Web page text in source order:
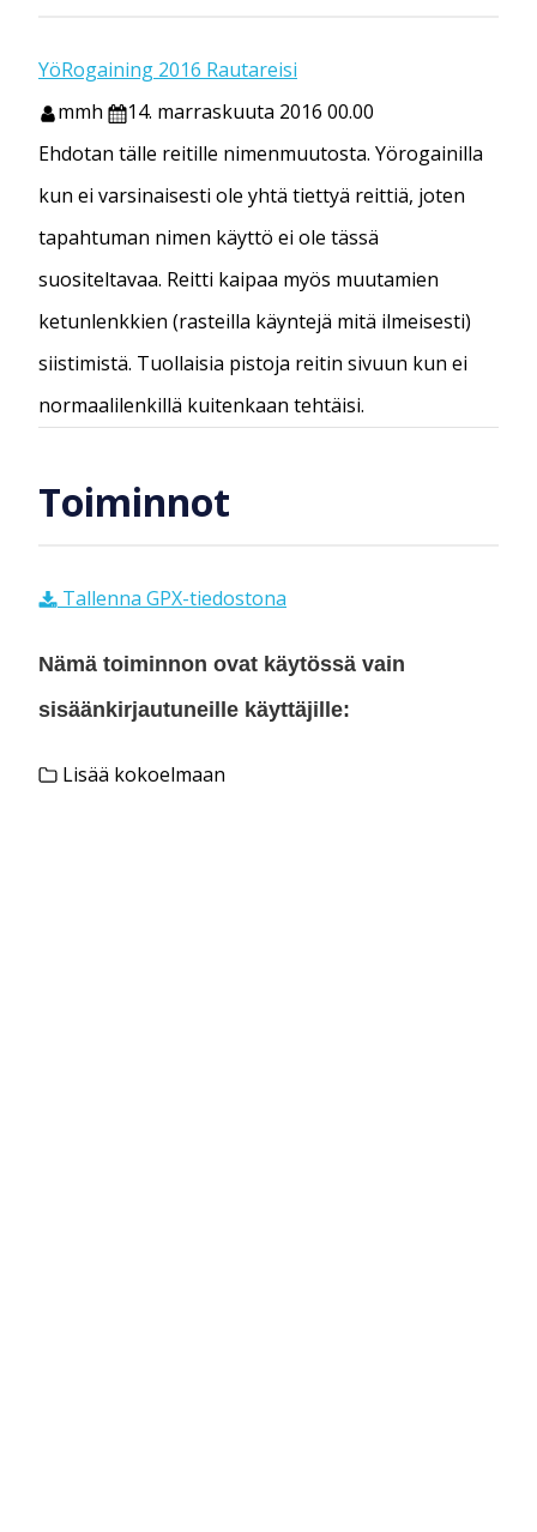
YöRogaining 2016 Rautareisi
mmh
14. marraskuuta 2016 00.00
Ehdotan tälle reitille nimenmuutosta. Yörogainilla
kun ei varsinaisesti ole yhtä tiettyä reittiä, joten
tapahtuman nimen käyttö ei ole tässä
suositeltavaa. Reitti kaipaa myös muutamien
ketunlenkkien (rasteilla käyntejä mitä ilmeisesti)
siistimistä. Tuollaisia pistoja reitin sivuun kun ei
normaalilenkillä kuitenkaan tehtäisi.
Toiminnot
Tallenna GPX-tiedostona
Nämä toiminnon ovat käytössä vain
sisäänkirjautuneille käyttäjille:
Lisää kokoelmaan